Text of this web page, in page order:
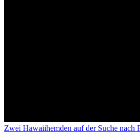
Zwei Hawaiihemden auf der Suche nach